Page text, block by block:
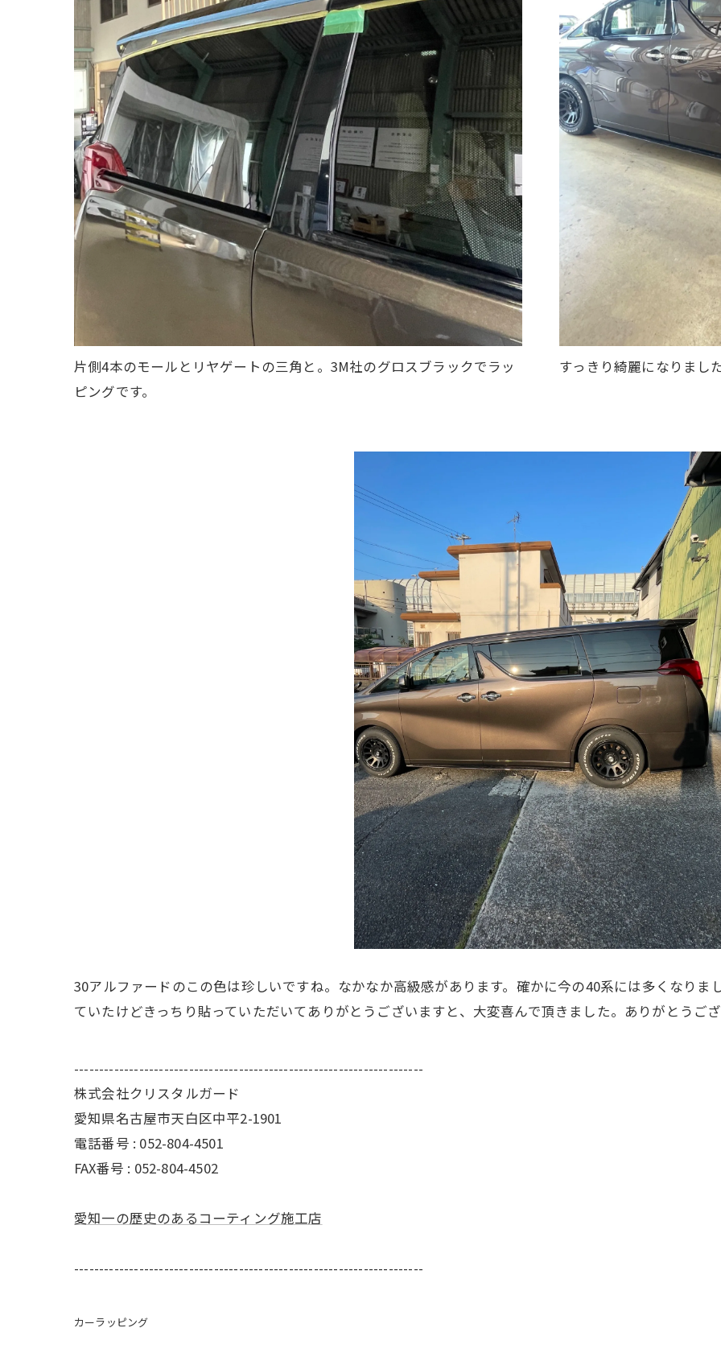
片側4本のモールとリヤゲートの三角と。3M社のグロスブラックでラッ
ピングです。
すっきり綺麗になりまし
30アルファードのこの色は珍しいですね。なかなか高級感があります。確かに今の40系には多くなり
ていたけどきっちり貼っていただいてありがとうございますと、大変喜んで頂きました。ありがとうご
----------------------------------------------------------------------
株式会社クリスタルガード
愛知県名古屋市天白区中平2-1901
電話番号 : 052-804-4501
FAX番号 : 052-804-4502
愛知一の歴史のあるコーティング施工店
----------------------------------------------------------------------
カーラッピング